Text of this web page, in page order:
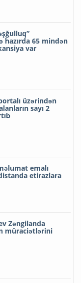
hazırda 65 mindən
var
üzərindən
sayı 2
emalı
etirazlara
Zəngilanda
müraciətlərini